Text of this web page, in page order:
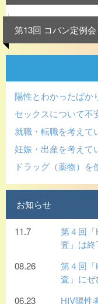
第13回 コパン定例会
陽性とわかったば
セックスについて
就職・転職を考えて
妊娠・出産を考えて
ドラッグ（薬物）
お知らせ
11.7
第４回
査」は終
08.26
第４回
査」に
06.23
HIV陽性